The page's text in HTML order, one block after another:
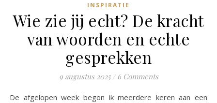
INSPIRATIE
Wie zie jij echt? De kracht
van woorden en echte
gesprekken
9 augustus 2025 / 6 Comments
De afgelopen week begon ik meerdere keren aan een